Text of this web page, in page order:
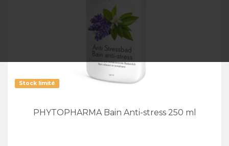
Stock limité
PHYTOPHARMA Bain Anti-stress 250 ml